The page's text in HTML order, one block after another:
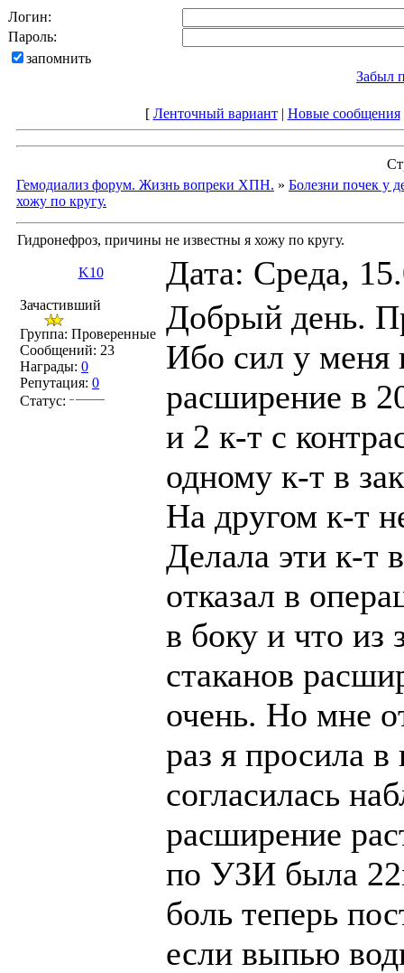
Логин:
Пароль:
запомнить
Забыл
[ Ленточный вариант| Новые сообщения
Гемодиализ форум. Жизнь вопреки ХПН. » Болезни почек у
хожу по кругу.
Гидронефроз, причины не известны я хожу по кругу.
K10 Дата: Среда,
Зачастивший
Группа: Проверенные
Сообщений: 23
Награды: 0
Репутация: 0
Статус:
Добрый день.
Ибо сил у меня
расширение в
и 2 к-т с
одному к-т в
На другом к-т
Делала эти к-т
отказал в
в боку и что из
стаканов
очень. Но мне
раз я просила в
согласилась
расширение
по УЗИ была
боль теперь
если выпью